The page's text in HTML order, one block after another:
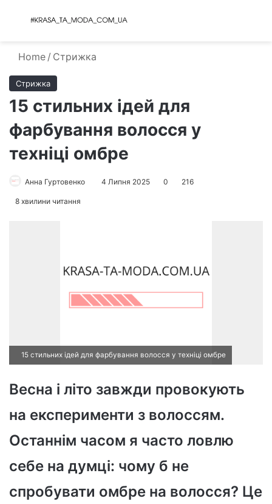
Menu
Home / Стрижка
Стрижка
15 стильних ідей для
фарбування волосся у
техніці омбре
Анна Гуртовенко 4 Липня 2025 0 216
8 хвилини читання
15 стильних ідей для фарбування волосся у техніці омбре
Весна і літо завжди провокують
на експерименти з волоссям.
Останнім часом я часто ловлю
себе на думці: чому б не
спробувати омбре на волосся? Це